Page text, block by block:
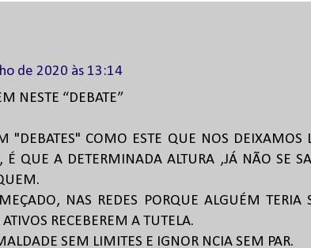
de 2020 às 13:14
NESTE “DEBATE”
"DEBATES" COMO ESTE QUE NOS DEIXAMOS
É QUE A DETERMINADA ALTURA ,JÁ NÃO SE
NAS REDES PORQUE ALGUÉM TERIA
RECEBEREM A TUTELA.
SEM LIMITES E IGNOR NCIA SEM PAR.